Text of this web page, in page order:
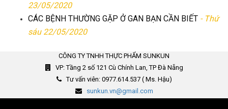
23/05/2020
CÁC BỆNH THƯỜNG GẶP Ở GAN BẠN CẦN BIẾT - Thứ
sáu 22/05/2020
CÔNG TY TNHH THỰC PHẨM SUNKUN
VP: Tầng 2 số 121 Cù Chính Lan, TP Đà Nẵng
Tư vấn viên: 0977.614.537 ( Ms. Hậu)
sunkun.vn@gmail.com